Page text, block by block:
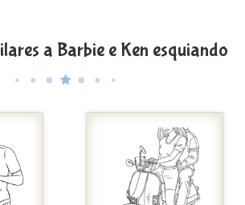
a Barbie e Ken esquiando